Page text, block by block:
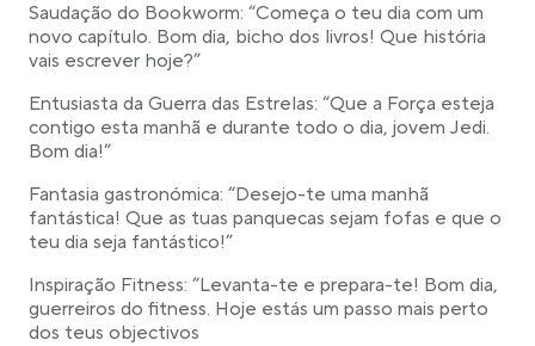
Saudação do Bookworm: “Começa o teu dia com um
novo capítulo. Bom dia, bicho dos livros! Que história
vais escrever hoje?”
Entusiasta da Guerra das Estrelas: “Que a Força esteja
contigo esta manhã e durante todo o dia, jovem Jedi.
Bom dia!”
Fantasia gastronómica: “Desejo-te uma manhã
fantástica! Que as tuas panquecas sejam fofas e que o
teu dia seja fantástico!”
Inspiração Fitness: “Levanta-te e prepara-te! Bom dia,
guerreiros do fitness. Hoje estás um passo mais perto
dos teus objectivos